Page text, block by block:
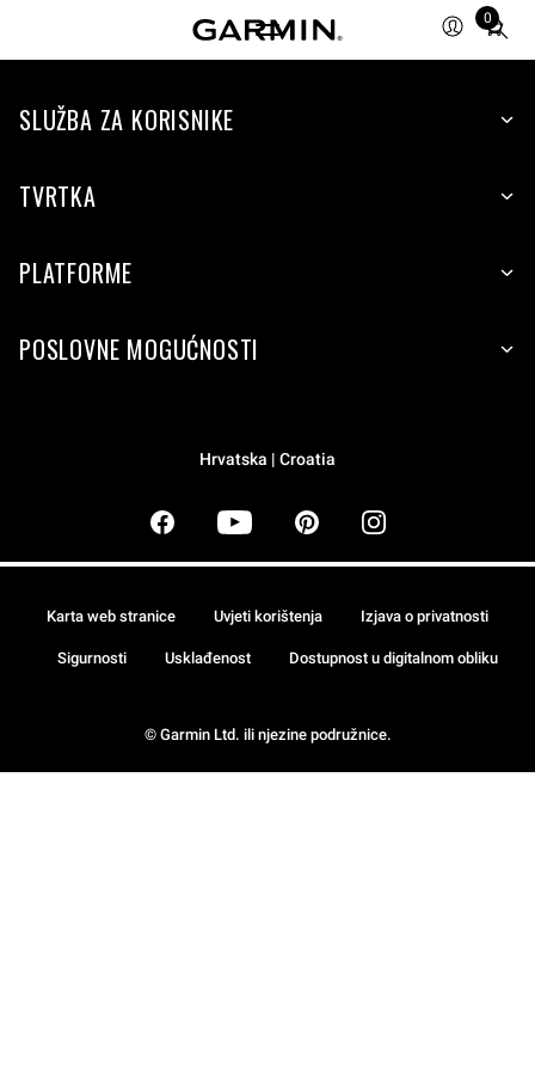
0
Total
items
cart:
SLUŽBA ZA KORISNIKE
TVRTKA
PLATFORME
POSLOVNE MOGUĆNOSTI
Hrvatska | Croatia
© Garmin Ltd. ili njezine podružnice.
Karta web stranice Uvjeti korištenja Izjava o privatnosti
Sigurnosti Usklađenost Dostupnost u digitalnom obliku